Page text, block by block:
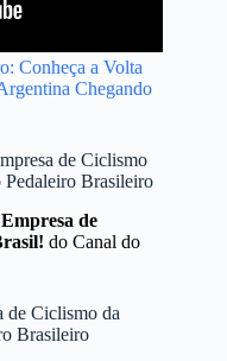
Conheça a Volta
Chegando
de Ciclismo
Brasileiro
de
do Canal do
de Ciclismo da
Brasileiro